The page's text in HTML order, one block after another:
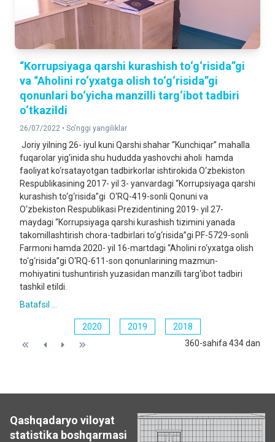
“Korrupsiyaga qarshi kurashish to‘g‘risida”gi
va “Aholini ro‘yxatga olish to‘g‘risida”gi
qonunlari bo‘yicha manzilli targ‘ibot tadbiri
o‘tkazildi
26/07/2022 • So'nggi yangiliklar
Joriy yilning 26- iyul kuni Qarshi shahar “Kunchiqar” mahalla
fuqarolar yig‘inida shu hududda yashovchi aholi hamda
faoliyat ko‘rsatayotgan tadbirkorlar ishtirokida O‘zbekiston
Respublikasining 2017- yil 3- yanvardagi “Korrupsiyaga qarshi
kurashish to‘g‘risida”gi O‘RQ-419-sonli Qonuni va
O‘zbekiston Respublikasi Prezidentining 2019- yil 27-
maydagi “Korrupsiyaga qarshi kurashish tizimini yanada
takomillashtirish chora-tadbirlari to‘g‘risida”gi PF-5729-sonli
Farmoni hamda 2020- yil 16-martdagi “Aholini ro‘yxatga olish
to‘g‘risida”gi O‘RQ-611-son qonunlarining mazmun-
mohiyatini tushuntirish yuzasidan manzilli targ‘ibot tadbiri
tashkil etildi.
Batafsil ...
360-sahifa 434 dan
2020 2019 2018
Qashqadaryo viloyat
statistika boshqarmasi